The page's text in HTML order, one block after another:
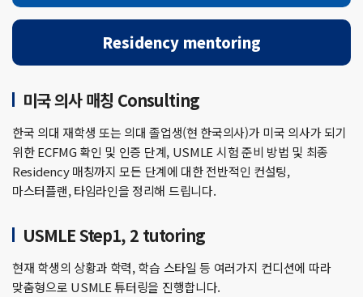
Residency mentoring
미국 의사 매칭 Consulting
한국 의대 재학생 또는 의대 졸업생(현 한국의사)가 미국 의사가 되기
위한 ECFMG 확인 및 인증 단계, USMLE 시험 준비 방법 및 최종
Residency 매칭까지 모든 단계에 대한 전반적인 컨설팅,
마스터플랜, 타임라인을 정리해 드립니다.
USMLE Step1, 2 tutoring
현재 학생의 상황과 학력, 학습 스타일 등 여러가지 컨디션에 따라
맞춤형으로 USMLE 튜터링을 진행합니다.